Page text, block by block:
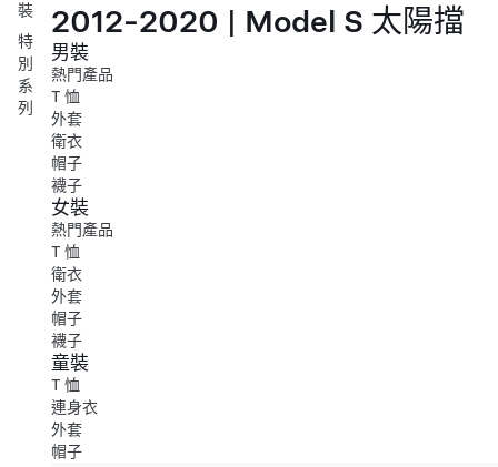
裝
特
別
系
列
2012-2020 | Model S 太陽擋
男裝
熱門產品
T 恤
外套
衛衣
帽子
襪子
女裝
熱門產品
T 恤
衛衣
外套
帽子
襪子
童裝
T 恤
連身衣
外套
帽子